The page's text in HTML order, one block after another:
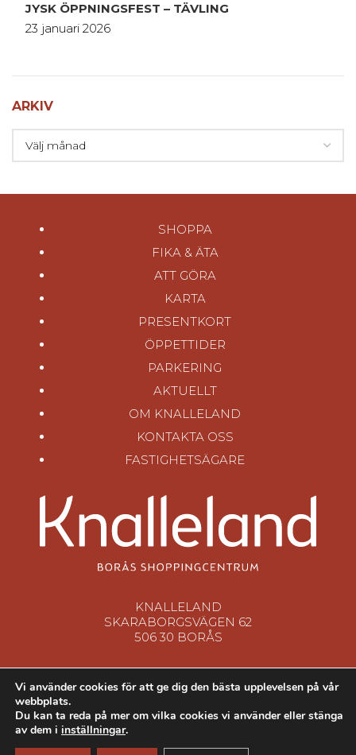
JYSK ÖPPNINGSFEST – TÄVLING
23 januari 2026
ARKIV
SHOPPA
FIKA & ÄTA
ATT GÖRA
KARTA
PRESENTKORT
ÖPPETTIDER
PARKERING
AKTUELLT
OM KNALLELAND
KONTAKTA OSS
FASTIGHETSÄGARE
KNALLELAND
SKARABORGSVÄGEN 62
506 30 BORÅS
© 2026Knalleland
Vi använder cookies för att ge dig den bästa upplevelsen på vår
webbplats.
Du kan ta reda på mer om vilka cookies vi använder eller stänga
av dem i inställningar.